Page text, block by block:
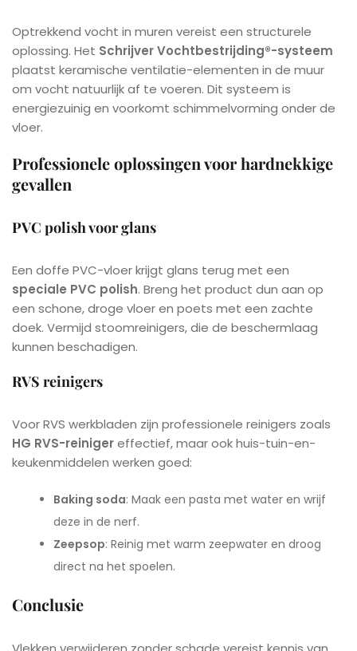
Optrekkend vocht in muren vereist een structurele
oplossing. Het Schrijver Vochtbestrijding®-systeem
plaatst keramische ventilatie-elementen in de muur
om vocht natuurlijk af te voeren. Dit systeem is
energiezuinig en voorkomt schimmelvorming onder de
vloer.
Professionele oplossingen voor hardnekkige
gevallen
PVC polish voor glans
Een doffe PVC-vloer krijgt glans terug met een
speciale PVC polish. Breng het product dun aan op
een schone, droge vloer en poets met een zachte
doek. Vermijd stoomreinigers, die de beschermlaag
kunnen beschadigen.
RVS reinigers
Voor RVS werkbladen zijn professionele reinigers zoals
HG RVS-reinigereffectief, maar ook huis-tuin-en-
keukenmiddelen werken goed:
Baking soda: Maak een pasta met water en wrijf
deze in de nerf.
Zeepsop: Reinig met warm zeepwater en droog
direct na het spoelen.
Conclusie